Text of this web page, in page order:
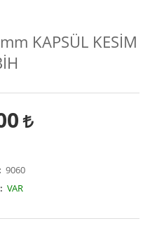
KAPSÜL KESİM
9060
VAR